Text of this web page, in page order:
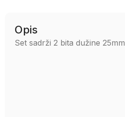
Opis
Set sadrži 2 bita dužine 25mm